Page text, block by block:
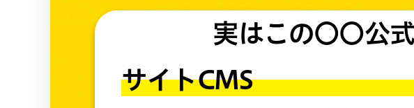
実はこの〇〇公式
サイトCMS